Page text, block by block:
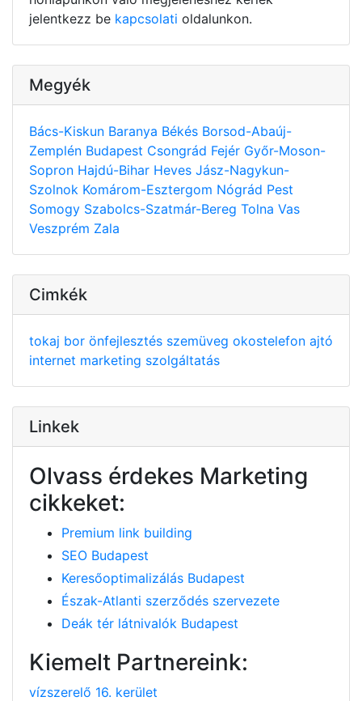
jelentkezz be kapcsolati oldalunkon.
Megyék
Bács-Kiskun Baranya Békés Borsod-Abaúj-
Zemplén Budapest Csongrád Fejér Győr-Moson-
Sopron Hajdú-Bihar Heves Jász-Nagykun-
Szolnok Komárom-Esztergom Nógrád Pest
Somogy Szabolcs-Szatmár-Bereg Tolna Vas
Veszprém Zala
Cimkék
tokaj bor önfejlesztés szemüveg okostelefon ajtó
internet marketing szolgáltatás
Linkek
Olvass érdekes Marketing
cikkeket:
Premium link building
SEO Budapest
Keresőoptimalizálás Budapest
Észak-Atlanti szerződés szervezete
Deák tér látnivalók Budapest
Kiemelt Partnereink:
vízszerelő 16. kerület